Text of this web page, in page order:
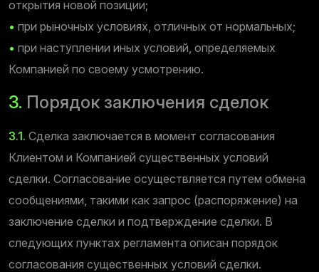
открытия новой позиции;
• при рыночных условиях, отличных от нормальных;
• при наступлении иных условий, определяемых
Компанией по своему усмотрению.
3. Порядок заключения сделок
3.1. Сделка заключается в момент согласования
Клиентом и Компанией существенных условий
сделки. Согласование осуществляется путем обмена
сообщениями, такими как запрос (распоряжение) на
заключение сделки и подтверждение сделки. В
следующих пунктах регламента описан порядок
согласования существенных условий сделки.